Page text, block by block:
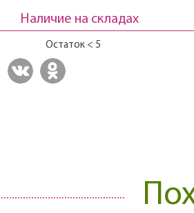
Наличие на складах
Остаток < 5